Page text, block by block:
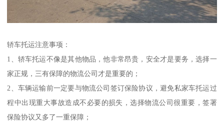
轿车托运注意事项：
1、轿车托运不像是其他物品，他非常昂贵，安全才是要务，选择一
家正规，三有保障的物流公司才是重要的；
2、车辆运输前一定要与物流公司签订保险协议，避免私家车托运过
程中出现重大事故造成不必要的损失，选择物流公司很重要，签署
保险协议又多了一重保障；